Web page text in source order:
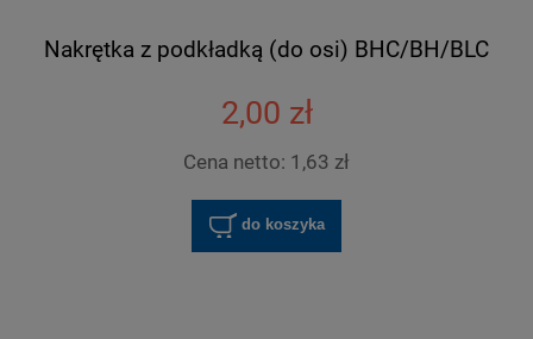
Nakrętka z podkładką (do osi) BHC/BH/BLC
2,00 zł
Cena netto: 1,63 zł
do koszyka